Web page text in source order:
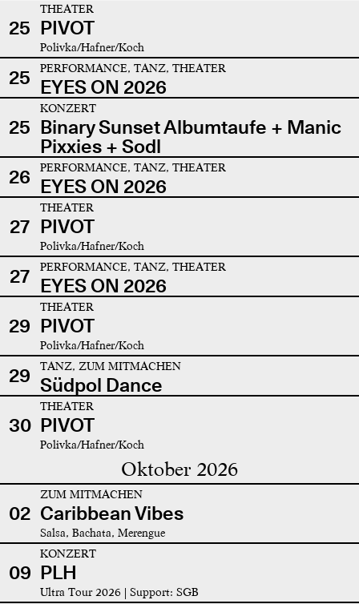
25
THEATER
PIVOT
Polivka/Hafner/Koch
25 PERFORMANCE, TANZ, THEATER
EYES ON 2026
25
KONZERT
Binary Sunset Albumtaufe + Manic
Pixxies + Sodl
26
PERFORMANCE, TANZ, THEATER
EYES ON 2026
27
THEATER
PIVOT
Polivka/Hafner/Koch
27 PERFORMANCE, TANZ, THEATER
EYES ON 2026
29
THEATER
PIVOT
Polivka/Hafner/Koch
29 TANZ, ZUM MITMACHEN
Südpol Dance
30
THEATER
PIVOT
Polivka/Hafner/Koch
Oktober 2026
02
ZUM MITMACHEN
Caribbean Vibes
Salsa, Bachata, Merengue
09
KONZERT
PLH
Ultra Tour 2026 | Support: SGB